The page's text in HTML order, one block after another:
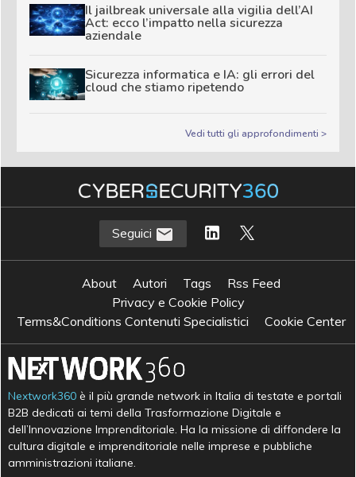
Il jailbreak universale alla vigilia dell’AI
Act: ecco l’impatto nella sicurezza
aziendale
Sicurezza informatica e IA: gli errori del
cloud che stiamo ripetendo
Vedi tutti gli approfondimenti >
Seguici
About Autori Tags
Rss Feed
Privacy e Cookie Policy
Terms&Conditions Contenuti Specialistici
Cookie Center
Nextwork360 è il più grande network in Italia di testate e portali
B2B dedicati ai temi della Trasformazione Digitale e
dell’Innovazione Imprenditoriale. Ha la missione di diffondere la
cultura digitale e imprenditoriale nelle imprese e pubbliche
amministrazioni italiane.